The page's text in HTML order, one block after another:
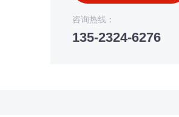
咨询热线：
135-2324-6276